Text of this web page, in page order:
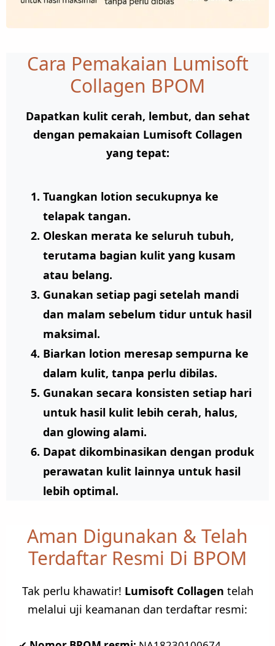
Cara Pemakaian Lumisoft
Collagen BPOM
Dapatkan kulit cerah, lembut, dan sehat
dengan pemakaian Lumisoft Collagen
yang tepat:
Tuangkan lotion secukupnya ke
telapak tangan.
Oleskan merata ke seluruh tubuh,
terutama bagian kulit yang kusam
atau belang.
Gunakan setiap pagi setelah mandi
dan malam sebelum tidur untuk hasil
maksimal.
Biarkan lotion meresap sempurna ke
dalam kulit, tanpa perlu dibilas.
Gunakan secara konsisten setiap hari
untuk hasil kulit lebih cerah, halus,
dan glowing alami.
Dapat dikombinasikan dengan produk
perawatan kulit lainnya untuk hasil
lebih optimal.
Aman Digunakan & Telah
Terdaftar Resmi Di BPOM
Tak perlu khawatir! Lumisoft Collagen telah
melalui uji keamanan dan terdaftar resmi: